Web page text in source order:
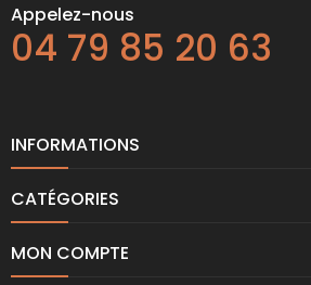
Appelez-nous
04 79 85 20 63
INFORMATIONS
CATÉGORIES
MON COMPTE